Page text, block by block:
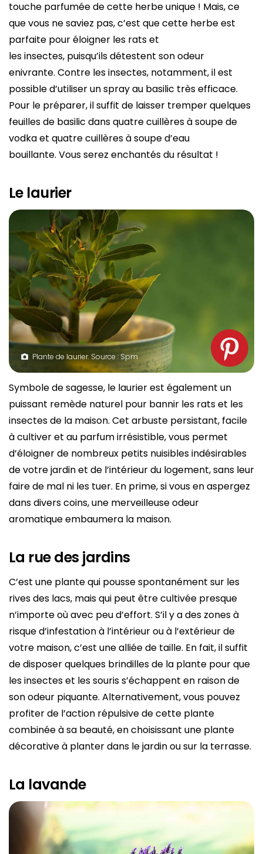
touche parfumée de cette herbe unique ! Mais, ce
que vous ne saviez pas, c’est que cette herbe est
parfaite pour éloigner les rats et
les insectes, puisqu’ils détestent son odeur
enivrante. Contre les insectes, notamment, il est
possible d’utiliser un spray au basilic très efficace.
Pour le préparer, il suffit de laisser tremper quelques
feuilles de basilic dans quatre cuillères à soupe de
vodka et quatre cuillères à soupe d’eau
bouillante. Vous serez enchantés du résultat !
Le laurier
Plante de laurier. Source : Spm
Symbole de sagesse, le laurier est également un
puissant remède naturel pour bannir les rats et les
insectes de la maison. Cet arbuste persistant, facile
à cultiver et au parfum irrésistible, vous permet
d’éloigner de nombreux petits nuisibles indésirables
de votre jardin et de l’intérieur du logement, sans leur
faire de mal ni les tuer. En prime, si vous en aspergez
dans divers coins, une merveilleuse odeur
aromatique embaumera la maison.
La rue des jardins
C’est une plante qui pousse spontanément sur les
rives des lacs, mais qui peut être cultivée presque
n’importe où avec peu d’effort. S’il y a des zones à
risque d’infestation à l’intérieur ou à l’extérieur de
votre maison, c’est une alliée de taille. En fait, il suffit
de disposer quelques brindilles de la plante pour que
les insectes et les souris s’échappent en raison de
son odeur piquante. Alternativement, vous pouvez
profiter de l’action répulsive de cette plante
combinée à sa beauté, en choisissant une plante
décorative à planter dans le jardin ou sur la terrasse.
La lavande